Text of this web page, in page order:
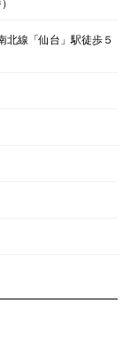
北線「仙台」駅徒歩５